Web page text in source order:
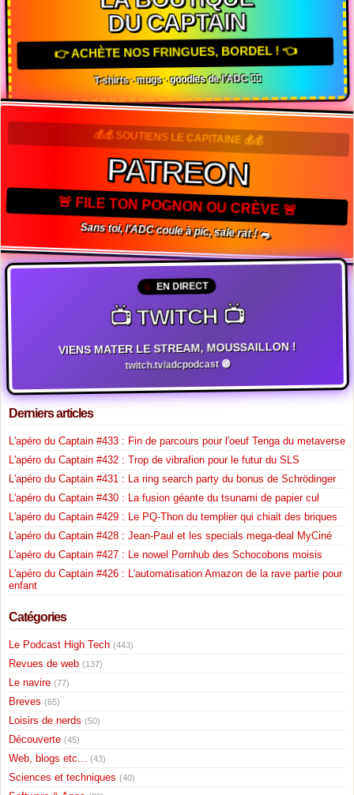
LA BOUTIQUE
DU CAPTAIN
👉 ACHÈTE NOS FRINGUES, BORDEL ! 👈
T-shirts · mugs · goodies de l'ADC 🏴‍☠️
💰💰 SOUTIENS LE CAPITAINE 💰💰
PATREON
🚨 FILE TON POGNON OU CRÈVE 🚨
Sans toi, l'ADC coule à pic, sale rat ! 🐀
📺 TWITCH 📺
VIENS MATER LE STREAM, MOUSSAILLON !
Derniers articles
L'apéro du Captain #433 : Fin de parcours pour l'oeuf Tenga du metaverse
L'apéro du Captain #432 : Trop de vibrafion pour le futur du SLS
L'apéro du Captain #431 : La ring search party du bonus de Schrödinger
L'apéro du Captain #430 : La fusion géante du tsunami de papier cul
L'apéro du Captain #429 : Le PQ-Thon du templier qui chiait des briques
L'apéro du Captain #428 : Jean-Paul et les specials mega-deal MyCiné
L'apéro du Captain #427 : Le nowel Pornhub des Schocobons moisis
L'apéro du Captain #426 : L'automatisation Amazon de la rave partie pour
Catégories
Le Podcast High Tech
Revues de web
Le navire (77)
Breves (65)
Loisirs de nerds
Découverte (45)
Web, blogs etc... (43)